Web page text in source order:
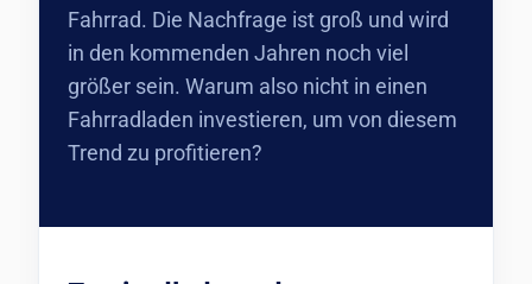
Fahrrad. Die Nachfrage ist groß und wird
in den kommenden Jahren noch viel
größer sein. Warum also nicht in einen
Fahrradladen investieren, um von diesem
Trend zu profitieren?